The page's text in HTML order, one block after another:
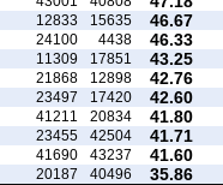
46.67
15635
12833
46.33
4438
24100
43.25
17851
11309
42.76
12898
21868
42.60
17420
23497
41.80
20834
41211
41.71
42504
23455
41.60
43237
41690
35.86
40496
20187